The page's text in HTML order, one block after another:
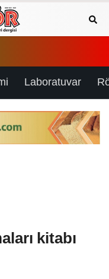
Laboratuvar
kitabı